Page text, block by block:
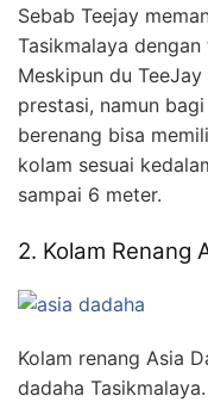
Sebab Teejay
Tasikmalaya
Meskipun du
prestasi, namun
berenang bisa
kolam sesuai
sampai 6 meter.
2. Kolam Renang
Kolam renang Asia
dadaha